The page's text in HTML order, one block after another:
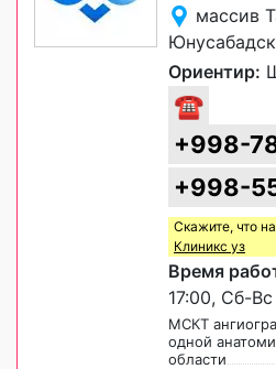
массив
Ориентир:
☎
+998-
+998-
Скажите, что
Клиникс уз
Время
17:00, Сб-Вс
МСКТ
одной
области